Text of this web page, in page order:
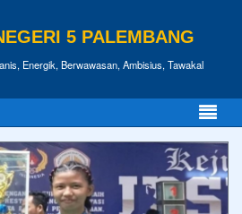
5 PALEMBANG
Energik, Berwawasan, Ambisius, Tawakal